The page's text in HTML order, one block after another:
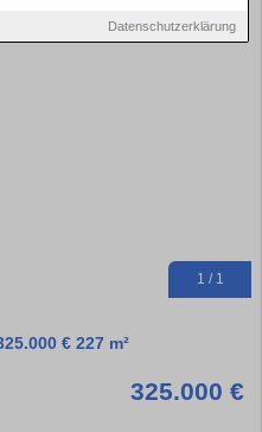
Datenschutzerklärung
1 / 1
€ 227 m²
325.000 €